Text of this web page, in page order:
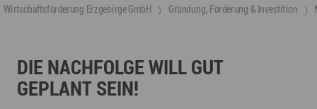
Wirtschaftsförderung Erzgebirge GmbH Gründung, Förderung & Investition
DIE NACHFOLGE WILL GUT
GEPLANT SEIN!